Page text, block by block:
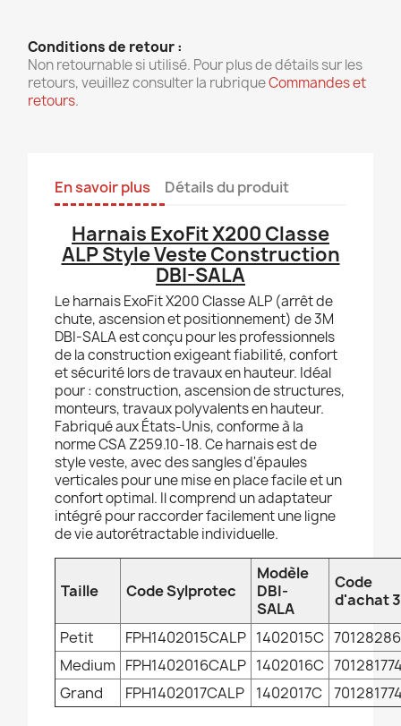
Conditions de retour :
Non retournable si utilisé. Pour plus de détails sur les
retours, veuillez consulter la rubriqueCommandes et
retours.
En savoir plus Détails du produit
Harnais ExoFit X200 Classe
ALP Style Veste Construction
DBI-SALA
Le harnais ExoFit X200 Classe ALP (arrêt de
chute, ascension et positionnement) de 3M
DBI-SALA est conçu pour les professionnels
de la construction exigeant fiabilité, confort
et sécurité lors de travaux en hauteur. Idéal
pour : construction, ascension de structures,
monteurs, travaux polyvalents en hauteur.
Fabriqué aux États-Unis, conforme à la
norme CSA Z259.10-18. Ce harnais est de
style veste, avec des sangles d'épaules
verticales pour une mise en place facile et un
confort optimal. Il comprend un adaptateur
intégré pour raccorder facilement une ligne
de vie autorétractable individuelle.
Taille Code Sylprotec
Modèle
DBI-
SALA
Code
d'achat
Petit
FPH1402015CALP 1402015C
Medium FPH1402016CALP 1402016C
Grand
FPH1402017CALP 1402017C